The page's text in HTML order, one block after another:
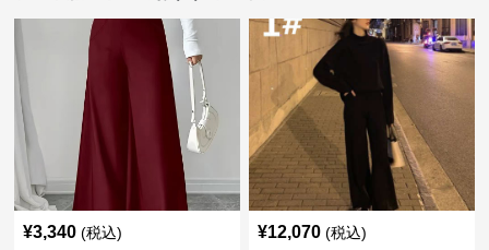
¥3,340 (税込) ¥12,070 (税込)